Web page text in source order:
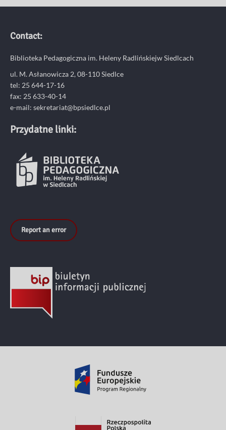
Contact:
Biblioteka Pedagogiczna im. Heleny Radlińskiejw Siedlcach
ul. M. Asłanowicza 2, 08-110 Siedlce
tel: 25 644-17-16
fax: 25 633-40-14
e-mail: sekretariat@bpsiedlce.pl
Przydatne linki:
Report an error